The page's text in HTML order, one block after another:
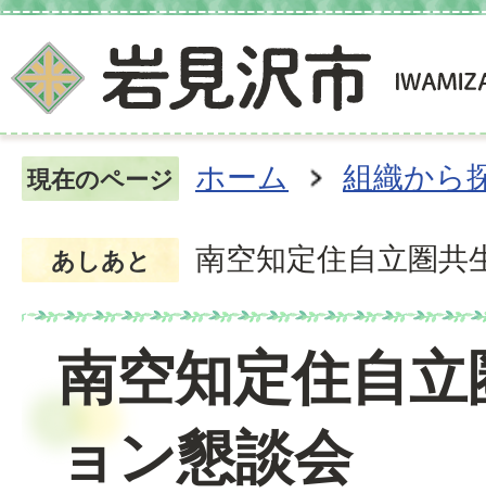
現在のページ ホーム 組織から
あしあと 南空知定住自立圏共
南空知定住自
ョン懇談会